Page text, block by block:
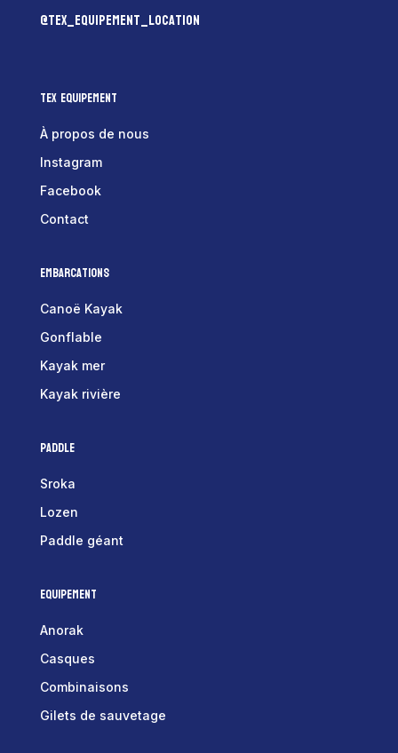
@tex_equipement_location
Tex Equipement
À propos de nous
Instagram
Facebook
Contact
Embarcations
Canoë Kayak
Gonflable
Kayak mer
Kayak rivière
Paddle
Sroka
Lozen
Paddle géant
Equipement
Anorak
Casques
Combinaisons
Gilets de sauvetage